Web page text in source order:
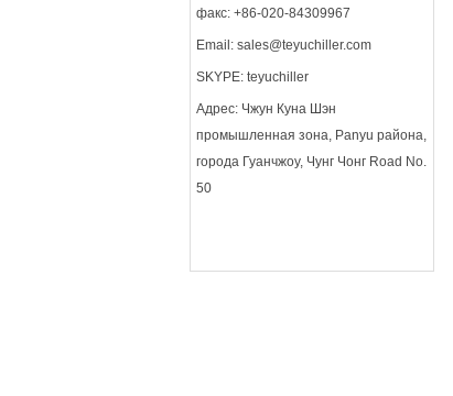
факс: +86-020-84309967
Email: sales@teyuchiller.com
SKYPE: teyuchiller
Адрес: Чжун Куна Шэн
промышленная зона, Panyu района,
города Гуанчжоу, Чунг Чонг Road No.
50